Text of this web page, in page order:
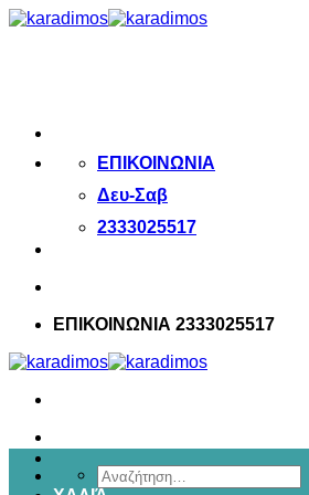
Μετάβαση
ΕΠΙΚΟΙΝΩΝΙΑ
Δευ-Σαβ
2333025517
ΕΠΙΚΟΙΝΩΝΙΑ 2333025517
Αναζήτηση